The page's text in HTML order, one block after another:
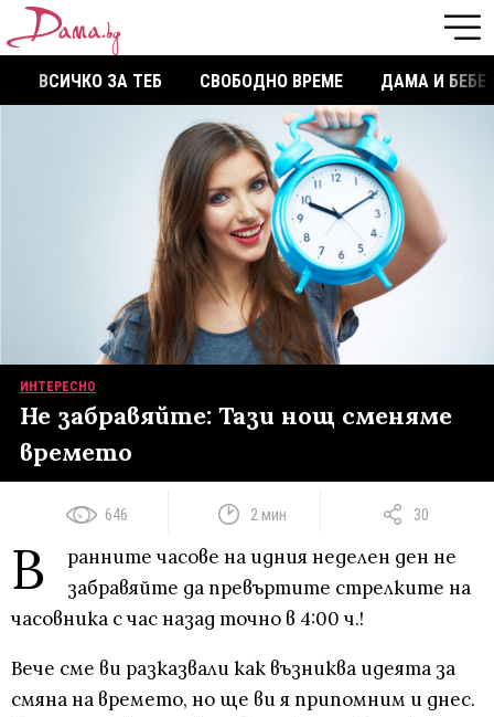
ВСИЧКО ЗА ТЕБ СВОБОДНО ВРЕМЕ ДАМА И БЕБЕ
ИНТЕРЕСНО
Не забравяйте: Тази нощ сменяме
времето
646 2 мин 30
В
ранните часове на идния неделен ден не
забравяйте да превъртите стрелките на
часовника с час назад точно в 4:00 ч.!
Вече сме ви разказвали как възниква идеята за
смяна на времето, но ще ви я припомним и днес.